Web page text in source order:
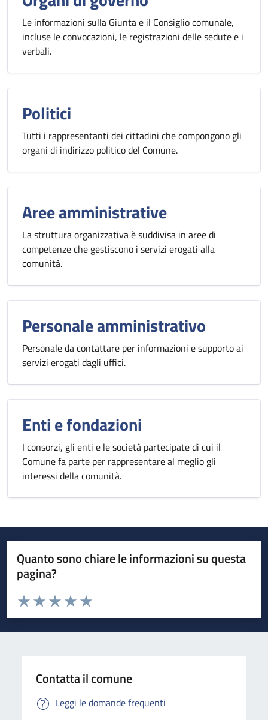
Le informazioni sulla Giunta e il Consiglio comunale,
incluse le convocazioni, le registrazioni delle sedute e i
verbali.
Politici
Tutti i rappresentanti dei cittadini che compongono gli
organi di indirizzo politico del Comune.
Aree amministrative
La struttura organizzativa è suddivisa in aree di
competenze che gestiscono i servizi erogati alla
comunità.
Personale amministrativo
Personale da contattare per informazioni e supporto ai
servizi erogati dagli uffici.
Enti e fondazioni
I consorzi, gli enti e le società partecipate di cui il
Comune fa parte per rappresentare al meglio gli
interessi della comunità.
Quanto sono chiare le informazioni su questa
pagina?
Valuta da 1 a 5 stelle la pagina
Valuta 5 stelle su 5
Valuta 4 stelle su 5
Valuta 3 stelle su 5
Valuta 2 stelle su 5
Valuta 1 stelle su 5
Contatta il comune
Leggi le domande frequenti